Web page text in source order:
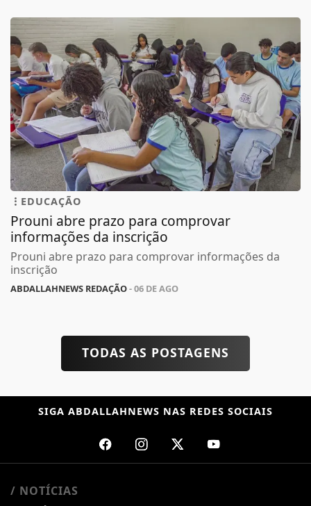
EDUCAÇÃO
Prouni abre prazo para comprovar
informações da inscrição
Prouni abre prazo para comprovar informações da
inscrição
ABDALLAHNEWS REDAÇÃO- 06 DE AGO
TODAS AS POSTAGENS
SIGA ABDALLAHNEWS NAS REDES SOCIAIS
/ NOTÍCIAS